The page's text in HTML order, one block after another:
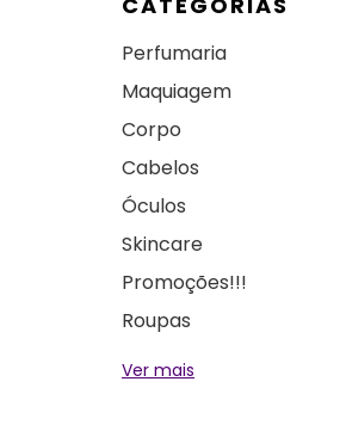
Perfumaria
Maquiagem
Corpo
Cabelos
Óculos
Skincare
Promoções!!!
Roupas
Ver mais